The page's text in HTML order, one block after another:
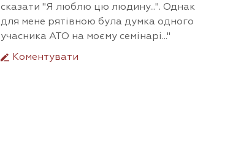
сказати "Я люблю цю людину...". Однак
для мене рятівною була думка одного
учасника АТО на моєму семінарі..."
Коментувати